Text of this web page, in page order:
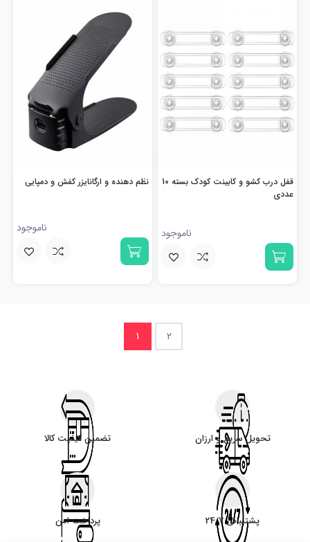
قفل درب کشو و کابینت کودک بسته 10
عددی
ناموجود
نظم دهنده و ارگانایزر کفش و دمپایی
ناموجود
1 2
تحویل سریع و ارزان تضمین کیفیت کالا
پشتیبانی 24/7 پرداخت امن